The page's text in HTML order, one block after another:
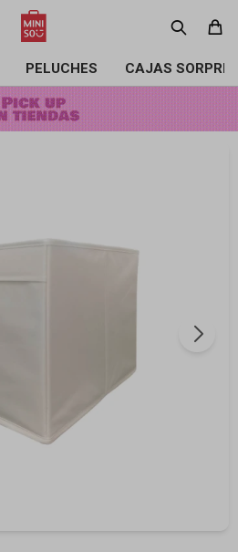
PELUCHES CAJAS